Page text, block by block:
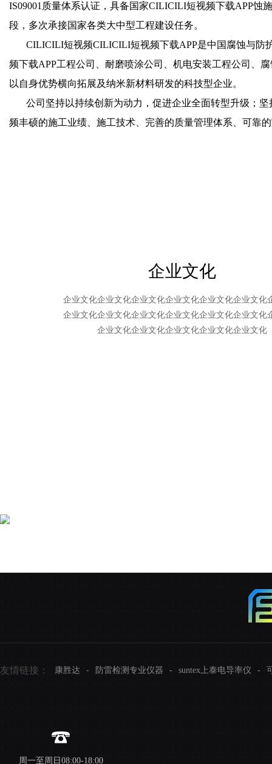
IS09001质量体系认证，具备国家CILICILI短视频下载APP蚀
段，多次承接国家各类大中型工程建设任务。
CILICILI短视频CILICILI短视频下载APP是中国腐蚀与防
频下载APP工程公司、耐磨喷涂公司、机电安装工程公司、
以自身优势横向拓展及纳米新材料研发的科技型企业。
公司坚持以持续创新为动力，促进企业全面转型升级；
频丰硕的施工业绩、施工技术、完善的质量管理体系、可靠
企业文化
企业文化企业文化企业文化企业文化企业文化企业文化
企业文化企业文化企业文化企业文化企业文化企业文化
企业文化企业文化企业文化企业文化企业文化
友情链接： 康胜达 - 防雷检测专业仪器 - suntex上泰电导率仪 -
周一至周日08:00-18:00